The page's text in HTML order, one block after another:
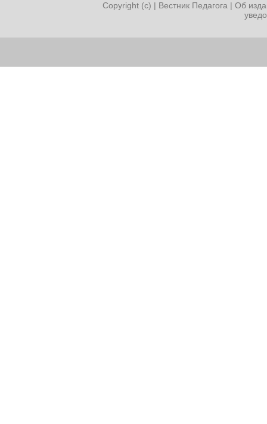
Copyright (c) | Вестник Педагога | Об